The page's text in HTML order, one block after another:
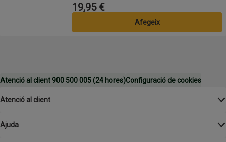
Preu
19,95 €
Afegeix
Atenció al client 900 500 005 (24 hores)Configuració de cookies
Atenció al client
Ajuda